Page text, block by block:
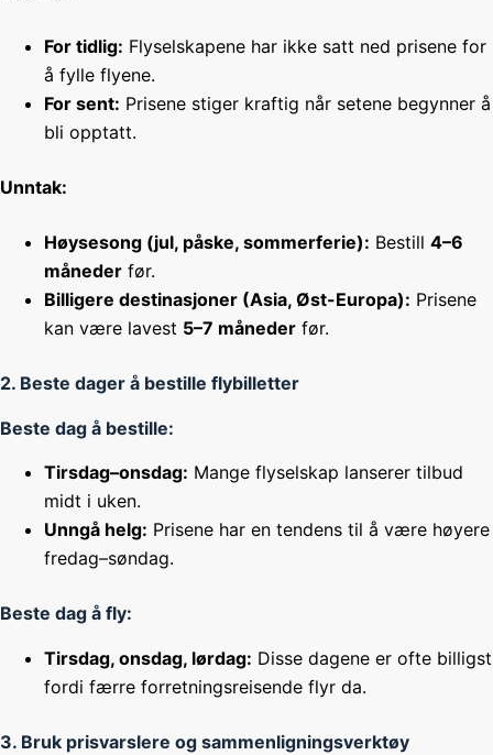
For tidlig: Flyselskapene har ikke satt ned prisene for
å fylle flyene.
For sent: Prisene stiger kraftig når setene begynner å
bli opptatt.
Unntak:
Høysesong (jul, påske, sommerferie): Bestill 4–6
måneder før.
Billigere destinasjoner (Asia, Øst-Europa): Prisene
kan være lavest 5–7 måneder før.
2. Beste dager å bestille flybilletter
Beste dag å bestille:
Tirsdag–onsdag: Mange flyselskap lanserer tilbud
midt i uken.
Unngå helg: Prisene har en tendens til å være høyere
fredag–søndag.
Beste dag å fly:
Tirsdag, onsdag, lørdag: Disse dagene er ofte billigst
fordi færre forretningsreisende flyr da.
3. Bruk prisvarslere og sammenligningsverktøy